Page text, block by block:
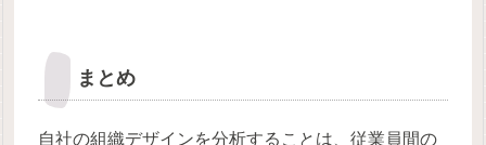
まとめ
自社の組織デザインを分析することは、従業員間の